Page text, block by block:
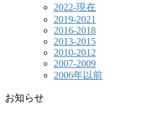
2022-現在
2019-2021
2016-2018
2013-2015
2010-2012
2007-2009
2006年以前
お知らせ